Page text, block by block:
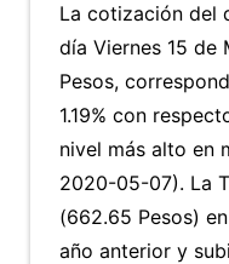
La cotización del
día Viernes 15 de
Pesos,
1.19% con
nivel más alto en
2020-05-07). La
(662.65 Pesos)
año anterior y